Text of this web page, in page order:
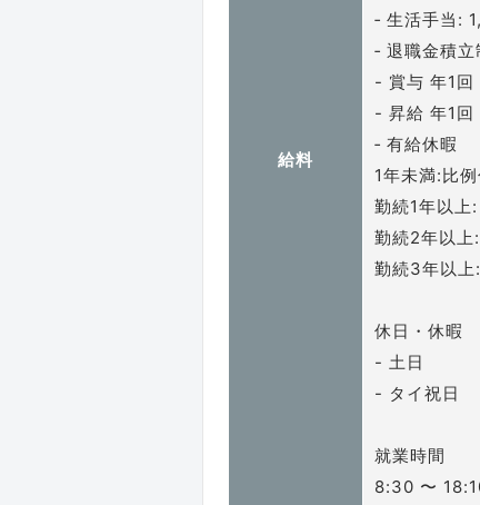
給料
‐ 生活手当:
‐ 退職金積立
- 賞与 年1回
- 昇給 年1回
‐ 有給休暇
1年未満:比
勤続1年以上
勤続2年以
勤続3年以上
休日・休暇
- 土日
- タイ祝日
就業時間
8:30 〜